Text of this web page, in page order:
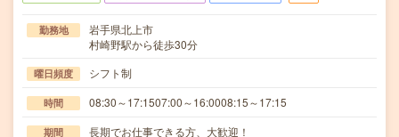
勤務地
岩手県北上市
村崎野駅から徒歩30分
曜日頻度 シフト制
時間 08:30～17:1507:00～16:0008:15～17:15
期間 長期でお仕事できる方、大歓迎！